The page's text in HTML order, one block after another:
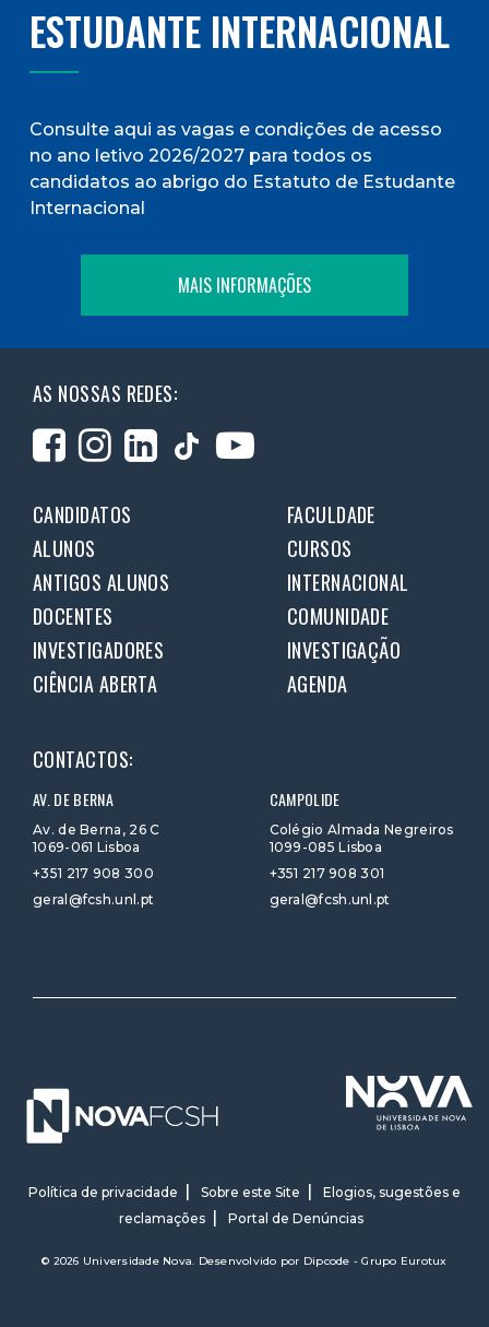
ESTUDANTE INTERNACIONAL
Consulte aqui as vagas e condições de acesso
no ano letivo 2026/2027 para todos os
candidatos ao abrigo do Estatuto de Estudante
Internacional
MAIS INFORMAÇÕES
AS NOSSAS REDES:
CANDIDATOS
FACULDADE
ALUNOS
CURSOS
ANTIGOS ALUNOS
INTERNACIONAL
DOCENTES
COMUNIDADE
INVESTIGADORES
INVESTIGAÇÃO
CIÊNCIA ABERTA
AGENDA
CONTACTOS:
AV. DE BERNA
Av. de Berna, 26 C
1069-061 Lisboa
+351 217 908 300
geral@fcsh.unl.pt
CAMPOLIDE
Colégio Almada Negreiros
1099-085 Lisboa
+351 217 908 301
geral@fcsh.unl.pt
Política de privacidade Sobre este Site
Elogios, sugestões e
reclamações
Portal de Denúncias
© 2026 Universidade Nova. Desenvolvido por Dipcode - Grupo Eurotux